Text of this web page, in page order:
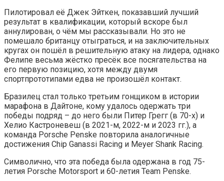
Пилотировал её Джек Эйткен, показавший лучший
результат в квалификации, который вскоре был
аннулирован, о чём мы рассказывали. Но это не
помешало британцу отыграться, и на заключительных
кругах он пошёл в решительную атаку на лидера, однако
Фелипе весьма жёстко пресёк все посягательства на
его первую позицию, хотя между двумя
спортпрототипами едва не произошёл контакт.
Бразилец стал только третьим гонщиком в истории
марафона в Дайтоне, кому удалось одержать три
победы подряд – до него были Питер Грегг (в 70-х) и
Хелио Кастроневеш (в 2021-м, 2022-м и 2023 гг.), а
команда Porsche Penske повторила аналогичные
достижения Chip Ganassi Racing и Meyer Shank Racing.
Символично, что эта победа была одержана в год 75-
летия Porsche Motorsport и 60-летия Team Penske.